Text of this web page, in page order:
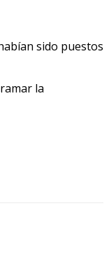
sido puestos
la